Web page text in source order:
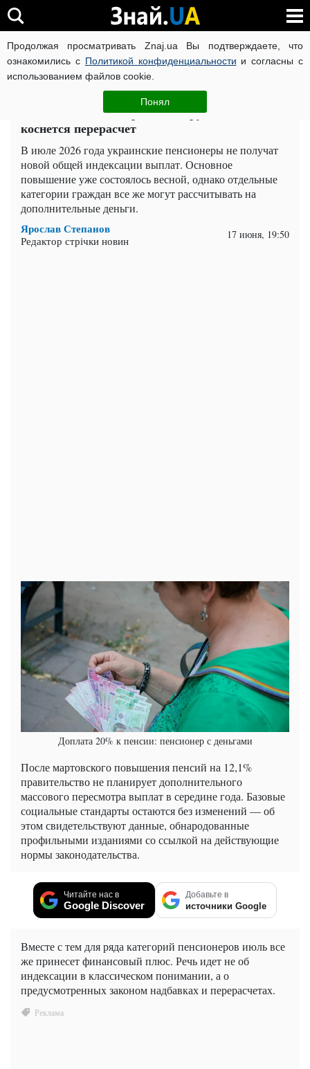
Продолжая просматривать Znaj.ua Вы подтверждаете, что
ознакомились с Политикой конфиденциальности и согласны с
использованием файлов cookie.
Понял
ВОЙНА РОССИИ ПРОТИВ УКРАИНЫ КОРОНАВИРУС В
ЧИТАТИ УКРАЇНСЬКОЮ
Пенсии с июля не проиндексируют: кого
коснется перерасчет
В июле 2026 года украинские пенсионеры не получат
новой общей индексации выплат. Основное
повышение уже состоялось весной, однако отдельные
категории граждан все же могут рассчитывать на
дополнительные деньги.
Ярослав Степанов
Редактор стрічки новин 17 июня, 19:50
Доплата 20% к пенсии: пенсионер с деньгами
После мартовского повышения пенсий на 12,1%
правительство не планирует дополнительного
массового пересмотра выплат в середине года. Базовые
социальные стандарты остаются без изменений — об
этом свидетельствуют данные, обнародованные
профильными изданиями со ссылкой на действующие
нормы законодательства.
Читайте нас в
Google Discover
Добавьте в
источники Google
Вместе с тем для ряда категорий пенсионеров июль все
же принесет финансовый плюс. Речь идет не об
индексации в классическом понимании, а о
предусмотренных законом надбавках и перерасчетах.